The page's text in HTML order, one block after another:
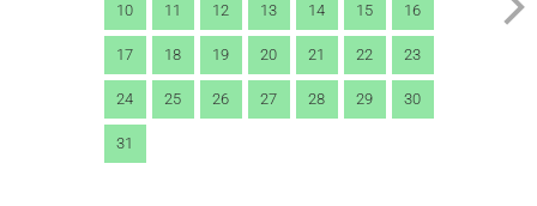
10 11 12 13 14 15 16
17 18 19 20 21 22 23
24 25 26 27 28 29 30
31